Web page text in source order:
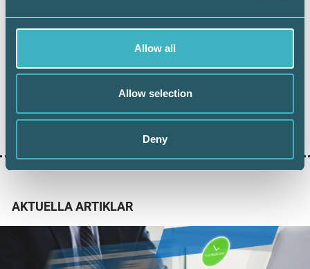
Allow all
Allow selection
Deny
Dela:
ÅRETS BYRÅ/VERKSAMHET ÅRETS KONSULTER
AKTUELLA ARTIKLAR